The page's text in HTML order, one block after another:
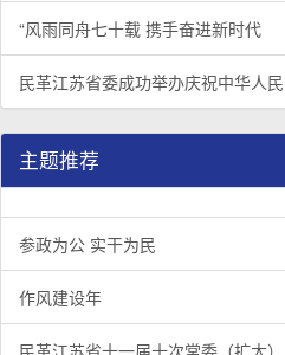
“风雨同舟七十载 携手奋进新时代
民革江苏省委成功举办庆祝中华人民
主题推荐
参政为公 实干为民
作风建设年
民革江苏省十一届十次常委（扩大）